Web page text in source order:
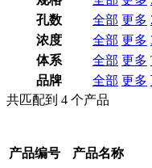
孔数
全部 更多
浓度
全部 更多
体系
全部 更多
品牌
全部 更多
共匹配到 4 个产品
产品编号 产品名称